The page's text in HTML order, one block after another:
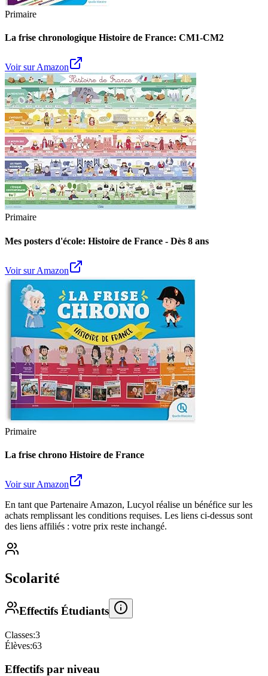
Primaire
La frise chronologique Histoire de France: CM1-CM2
Voir sur Amazon
Primaire
Mes posters d'école: Histoire de France - Dès 8 ans
Voir sur Amazon
Primaire
La frise chrono Histoire de France
Voir sur Amazon
En tant que Partenaire Amazon, Lucyol réalise un bénéfice sur les
achats remplissant les conditions requises. Les liens ci-dessus sont
des liens affiliés : votre prix reste inchangé.
Scolarité
Effectifs Étudiants
Classes:3
Élèves:63
Effectifs par niveau